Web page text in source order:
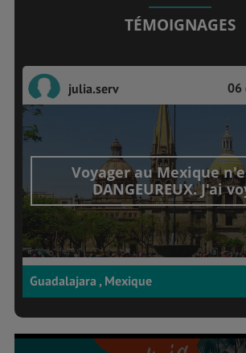
TÉMOIGNAGES
julia.serv 06
Voyager au Mexique
DANGEUREUX. J'ai
Guadalajara , Mexique